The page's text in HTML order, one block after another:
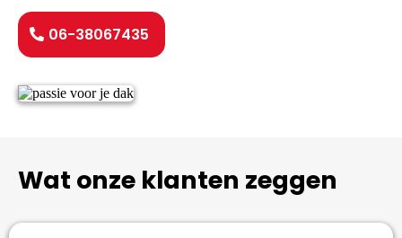
06-38067435
Wat onze klanten zeggen